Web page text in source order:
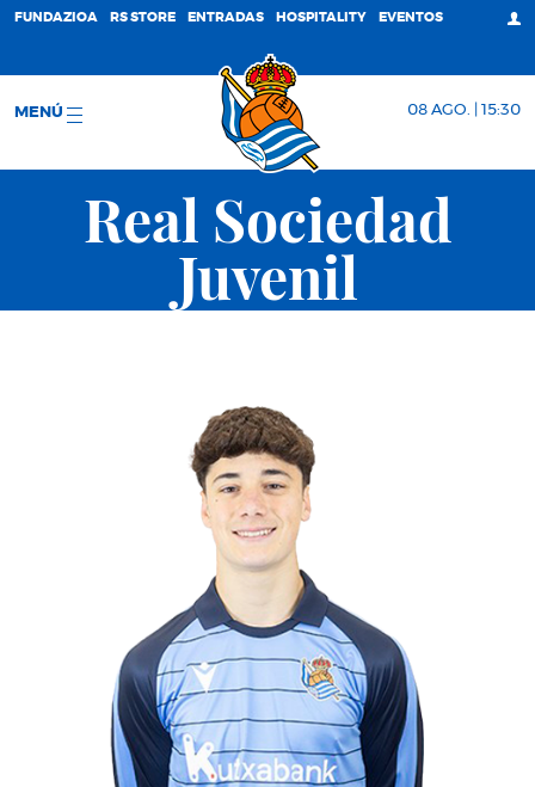
FUNDAZIOA RS STORE ENTRADAS HOSPITALITY EVENTOS
MENÚ 08 AGO. | 15:30
Real Sociedad
Juvenil